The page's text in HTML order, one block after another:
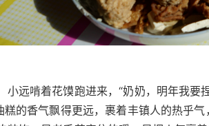
小远啃着花馍跑进来，“奶奶，明年我
糕的香气飘得更远，裹着丰镇人的热乎